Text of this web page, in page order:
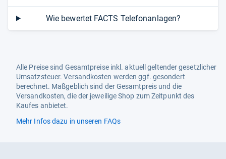
Wie bewertet FACTS Telefonanlagen?
Alle Preise sind Gesamtpreise inkl. aktuell geltender gesetzlicher
Umsatzsteuer. Versandkosten werden ggf. gesondert
berechnet. Maßgeblich sind der Gesamtpreis und die
Versandkosten, die der jeweilige Shop zum Zeitpunkt des
Kaufes anbietet.
Mehr Infos dazu in unseren FAQs